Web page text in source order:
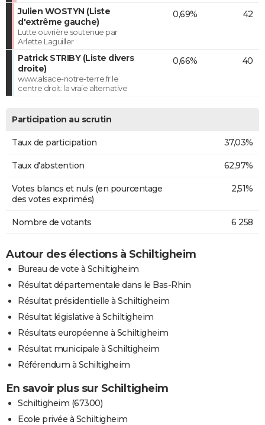
Julien WOSTYN (Liste
d'extrême gauche)
Lutte ouvrière soutenue par
Arlette Laguiller
0,69% 42
Patrick STRIBY (Liste divers
droite)
www.alsace-notre-terre.fr le
centre droit: la vraie alternative
0,66% 40
Participation au scrutin
Taux de participation 37,03%
Taux d'abstention 62,97%
Votes blancs et nuls (en pourcentage
des votes exprimés)
2,51%
Nombre de votants 6 258
Autour des élections à Schiltigheim
Bureau de vote à Schiltigheim
Résultat départementale dans le Bas-Rhin
Résultat présidentielle à Schiltigheim
Résultat législative à Schiltigheim
Résultats européenne à Schiltigheim
Résultat municipale à Schiltigheim
Référendum à Schiltigheim
En savoir plus sur Schiltigheim
Schiltigheim (67300)
Ecole privée à Schiltigheim